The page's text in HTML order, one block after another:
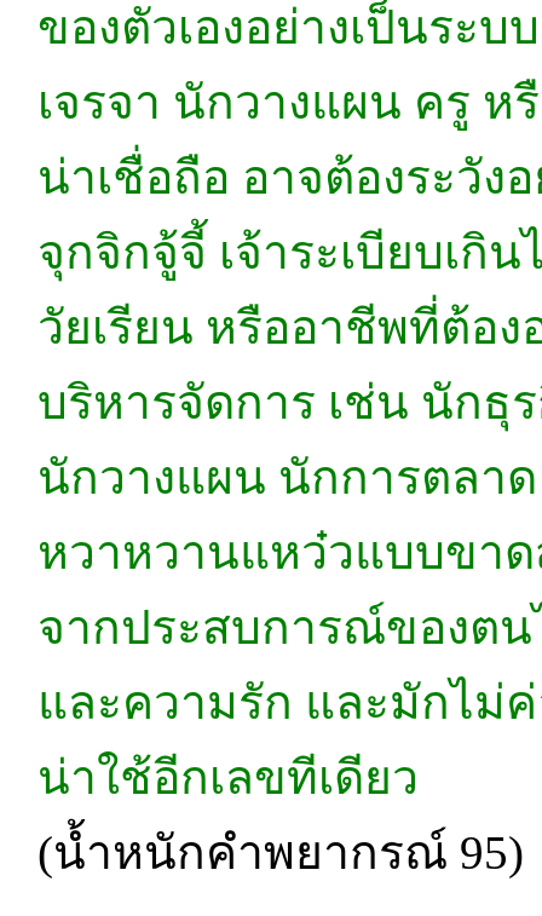
ของตัวเองอย่างเป็นระ
เจรจา นักวางแผน ครู
น่าเชื่อถือ อาจต้องระวัง
จุกจิกจู้จี้ เจ้าระเบียบเกิ
วัยเรียน หรืออาชีพที่ต้อ
บริหารจัดการ เช่น นัก
นักวางแผน นักการตลา
หวาหวานแหว๋วแบบขาด
จากประสบการณ์ของตน
และความรัก และมักไม่
น่าใช้อีกเลขทีเดียว
(น้ำหนักคำพยากรณ์ 95)